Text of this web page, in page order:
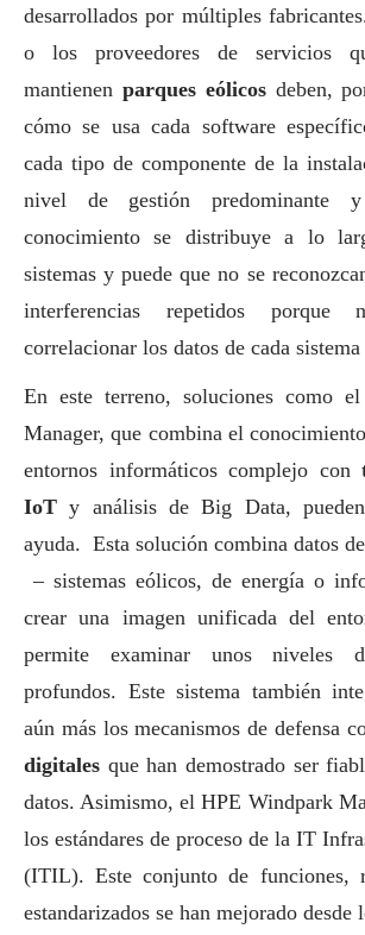
desarrollados por múltiples
o los proveedores de servicios
mantienen parques eólicos deben,
cómo se usa cada software
cada tipo de componente de la
nivel de gestión predominante
conocimiento se distribuye a lo
sistemas y puede que no se
interferencias repetidos
correlacionar los datos de cada
En este terreno, soluciones como
Manager, que combina el
entornos informáticos complejo con
IoT y análisis de Big Data,
ayuda. Esta solución combina datos
– sistemas eólicos, de energía o
crear una imagen unificada del
permite examinar unos niveles
profundos. Este sistema también
aún más los mecanismos de defensa
digitales que han demostrado ser
datos. Asimismo, el HPE Windpark
los estándares de proceso de la IT
(ITIL). Este conjunto de funciones,
estandarizados se han mejorado desde